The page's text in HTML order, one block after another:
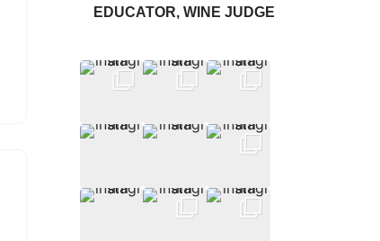
EDUCATOR, WINE JUDGE